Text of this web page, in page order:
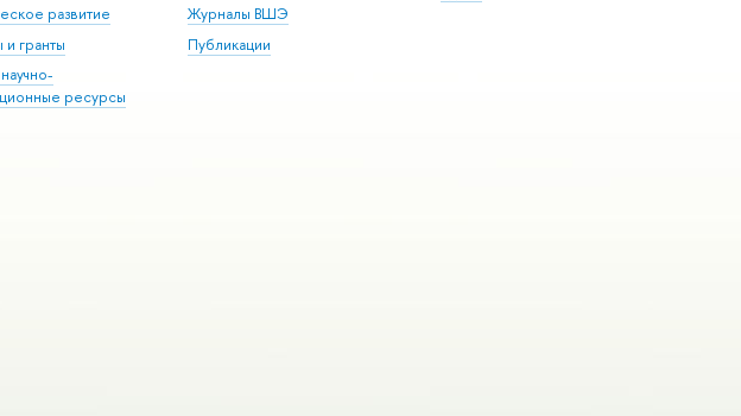
развитие
и гранты
ресурсы
Журналы ВШЭ
Публикации